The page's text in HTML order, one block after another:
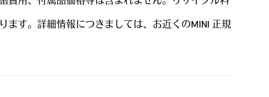
ます。詳細情報につきましては、お近くのMINI 正規